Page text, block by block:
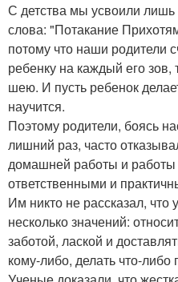
С детства мы усвоили лишь
слова: "Потакание
потому что наши родители
ребенку на каждый его зов,
шею. И пусть ребенок
научится.
Поэтому родители, боясь
лишний раз, часто
домашней работы и работы
ответственными и
Им никто не рассказал,
несколько значений:
заботой, лаской и
кому-либо, делать что-либо